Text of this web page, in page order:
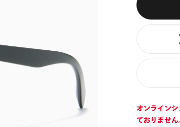
オンライン
ておりません